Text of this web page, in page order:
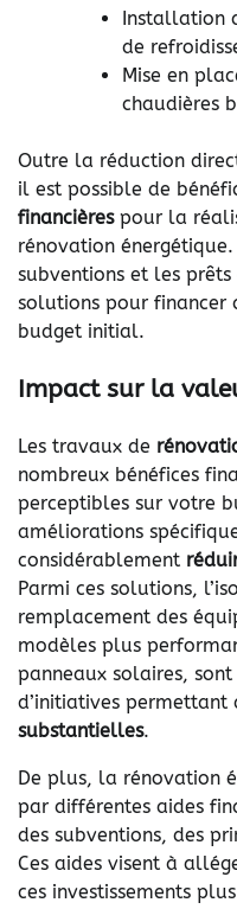
Installation
de
Mise en
chaudières
Outre la réduction
il est possible de
financièrespour la
rénovation
subventions et les
solutions pour financer
budget initial.
Impact sur la
Les travaux de
nombreux bénéfices
perceptibles sur votre
améliorations
considérablement
Parmi ces solutions,
remplacement des
modèles plus
panneaux solaires,
d’initiatives permettant
substantielles.
De plus, la rénovation
par différentes aides
des subventions, des
Ces aides visent à
ces investissements